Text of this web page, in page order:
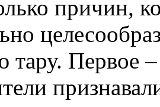
причин,
тару. Первое